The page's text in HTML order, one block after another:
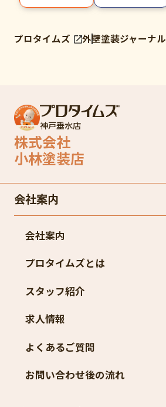
プロタイムズ 外壁塗装ジャーナル
神戸垂水店
株式会社
小林塗装店
会社案内
会社案内
プロタイムズとは
スタッフ紹介
求人情報
よくあるご質問
お問い合わせ後の流れ